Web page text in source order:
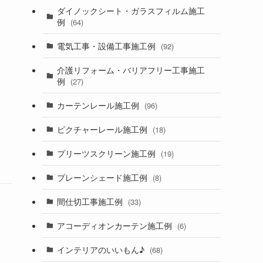
ダイノックシート・ガラスフィルム施工
例 (64)
電気工事・設備工事施工例 (92)
介護リフォーム・バリアフリー工事施工
例 (27)
カーテンレール施工例 (96)
ピクチャーレール施工例 (18)
プリーツスクリーン施工例 (19)
プレーンシェード施工例 (8)
間仕切工事施工例 (33)
アコーディオンカーテン施工例 (6)
インテリアのいいもん♪ (68)